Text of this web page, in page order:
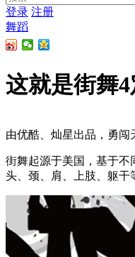
登录 注册
舞蹈
这就是街舞
由优酷、灿星出品，勇闯
街舞起源于美国，基于不
头、颈、肩、上肢、躯干